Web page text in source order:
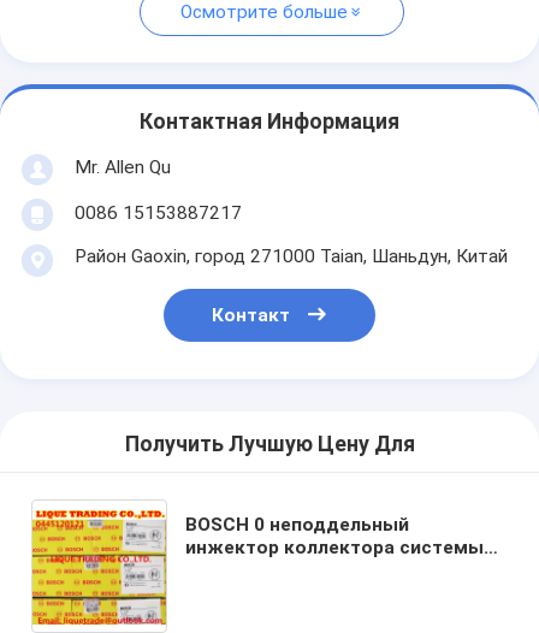
Осмотрите больше
Контактная Информация
Mr. Allen Qu
0086 15153887217
Район Gaoxin, город 271000 Taian, Шаньдун, Китай
Контакт
Получить Лучшую Цену Для
BOSCH 0 неподдельный
инжектор коллектора системы